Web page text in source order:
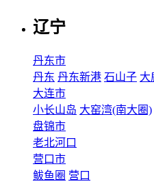
辽宁
丹东市
丹东 丹东新港 石山子 大
大连市
小长山岛 大窑湾(南大圈)
盘锦市
老北河口
营口市
鲅鱼圈 营口